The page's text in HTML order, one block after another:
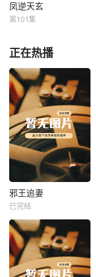
凤逆天玄
凤逆天玄
第101集
正在热播
热播
邪王追妻
未知
邪王追妻
已完结